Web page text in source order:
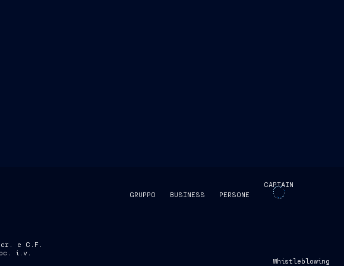
GRUPPO BUSINESS PERSONE
CAPTAIN
Whistleblowing
e C.F.
i.v.